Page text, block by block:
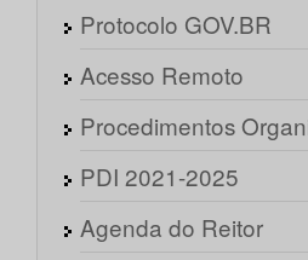
Protocolo GOV.BR
Acesso Remoto
Procedimentos
PDI 2021-2025
Agenda do Reitor